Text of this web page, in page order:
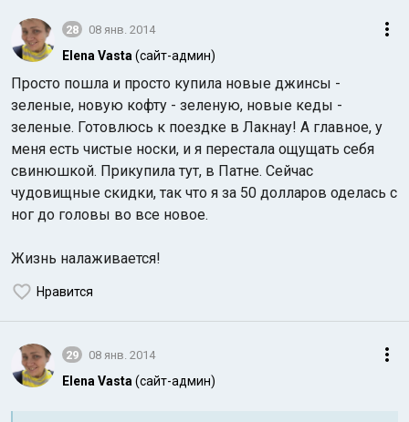
28 08 янв. 2014
Elena Vasta (сайт-админ)
Просто пошла и просто купила новые джинсы -
зеленые, новую кофту - зеленую, новые кеды -
зеленые. Готовлюсь к поездке в Лакнау! А главное, у
меня есть чистые носки, и я перестала ощущать себя
свинюшкой. Прикупила тут, в Патне. Сейчас
чудовищные скидки, так что я за 50 долларов оделась с
ног до головы во все новое.
Жизнь налаживается!
Нравится
29 08 янв. 2014
Elena Vasta (сайт-админ)